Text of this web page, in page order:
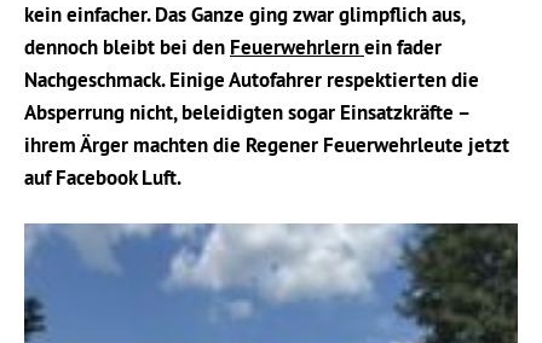
kein einfacher. Das Ganze ging zwar glimpflich aus,
dennoch bleibt bei den Feuerwehrlernein fader
Nachgeschmack. Einige Autofahrer respektierten die
Absperrung nicht, beleidigten sogar Einsatzkräfte –
ihrem Ärger machten die Regener Feuerwehrleute jetzt
auf Facebook Luft.